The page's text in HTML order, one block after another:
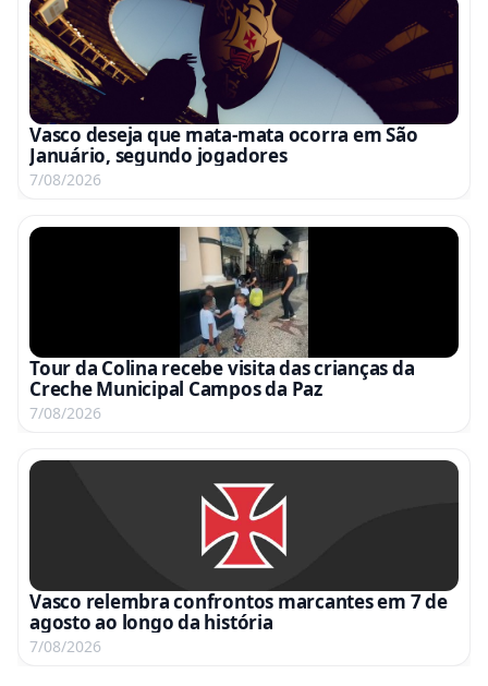
Vasco deseja que mata-mata ocorra em São
Januário, segundo jogadores
7/08/2026
Tour da Colina recebe visita das crianças da
Creche Municipal Campos da Paz
7/08/2026
Vasco relembra confrontos marcantes em 7 de
agosto ao longo da história
7/08/2026